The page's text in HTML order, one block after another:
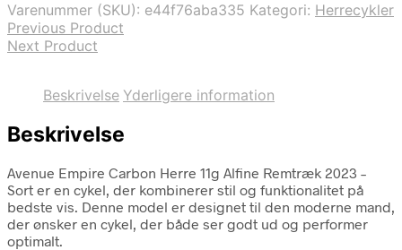
Varenummer (SKU): e44f76aba335 Kategori: Herrecykler
Previous Product
Next Product
Beskrivelse Yderligere information
Beskrivelse
Avenue Empire Carbon Herre 11g Alfine Remtræk 2023 –
Sort er en cykel, der kombinerer stil og funktionalitet på
bedste vis. Denne model er designet til den moderne mand,
der ønsker en cykel, der både ser godt ud og performer
optimalt.